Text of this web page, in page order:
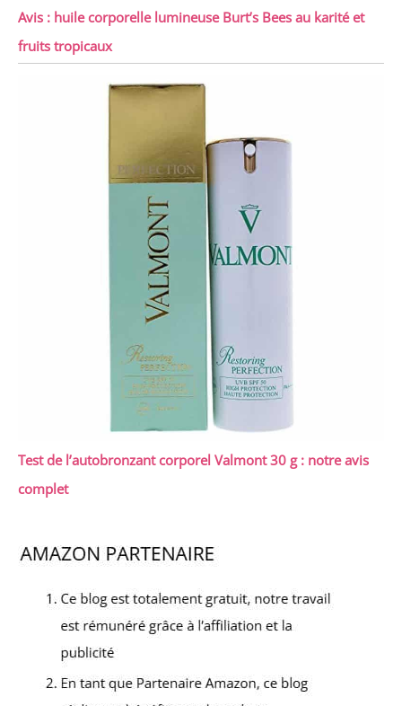
Avis : huile corporelle lumineuse Burt’s Bees au karité et
fruits tropicaux
Test de l’autobronzant corporel Valmont 30 g : notre avis
complet